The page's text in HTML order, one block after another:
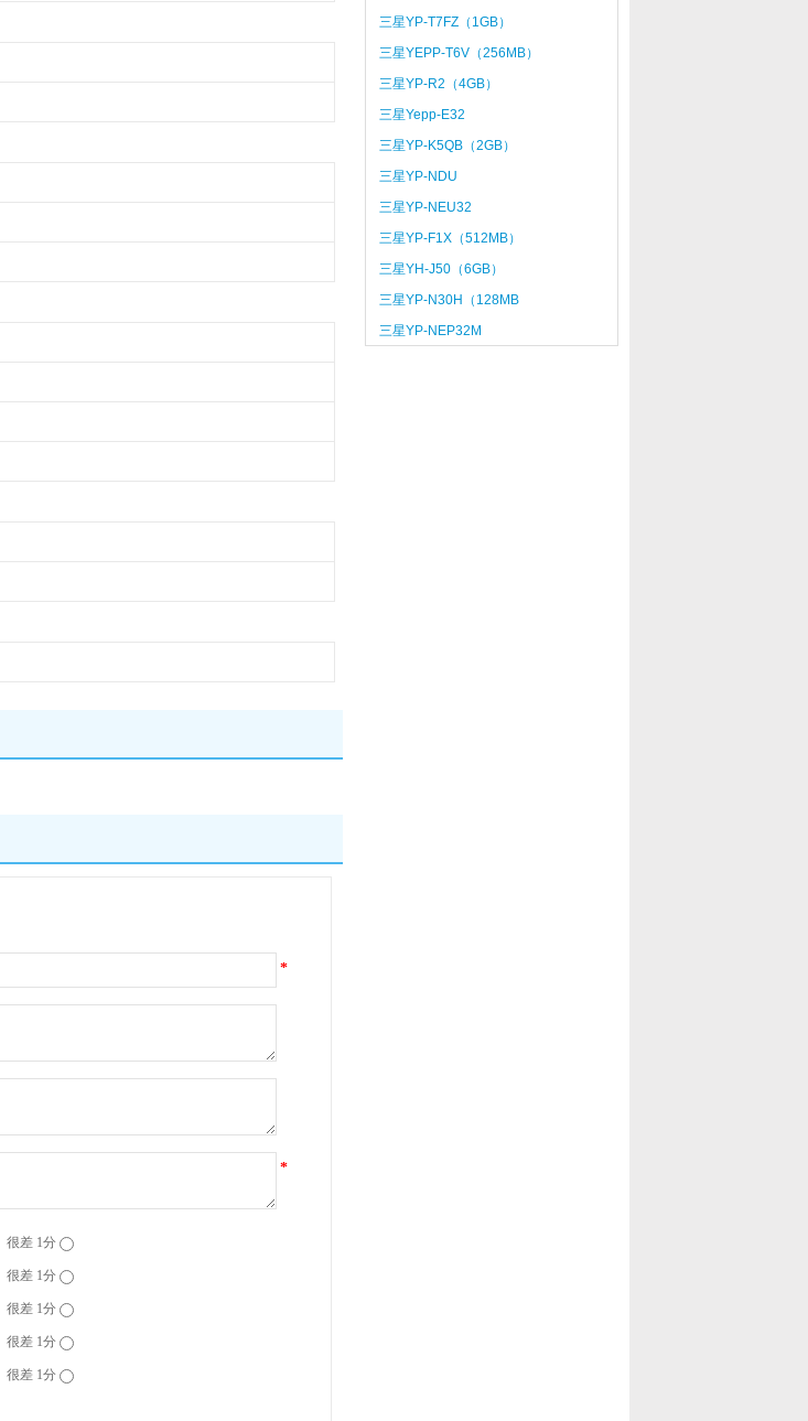
*
*
很差 1分
很差 1分
很差 1分
很差 1分
很差 1分
三星YP-T7FZ（1GB）
三星YEPP-T6V（256MB）
三星YP-R2（4GB）
三星Yepp-E32
三星YP-K5QB（2GB）
三星YP-NDU
三星YP-NEU32
三星YP-F1X（512MB）
三星YH-J50（6GB）
三星YP-N30H（128MB
三星YP-NEP32M